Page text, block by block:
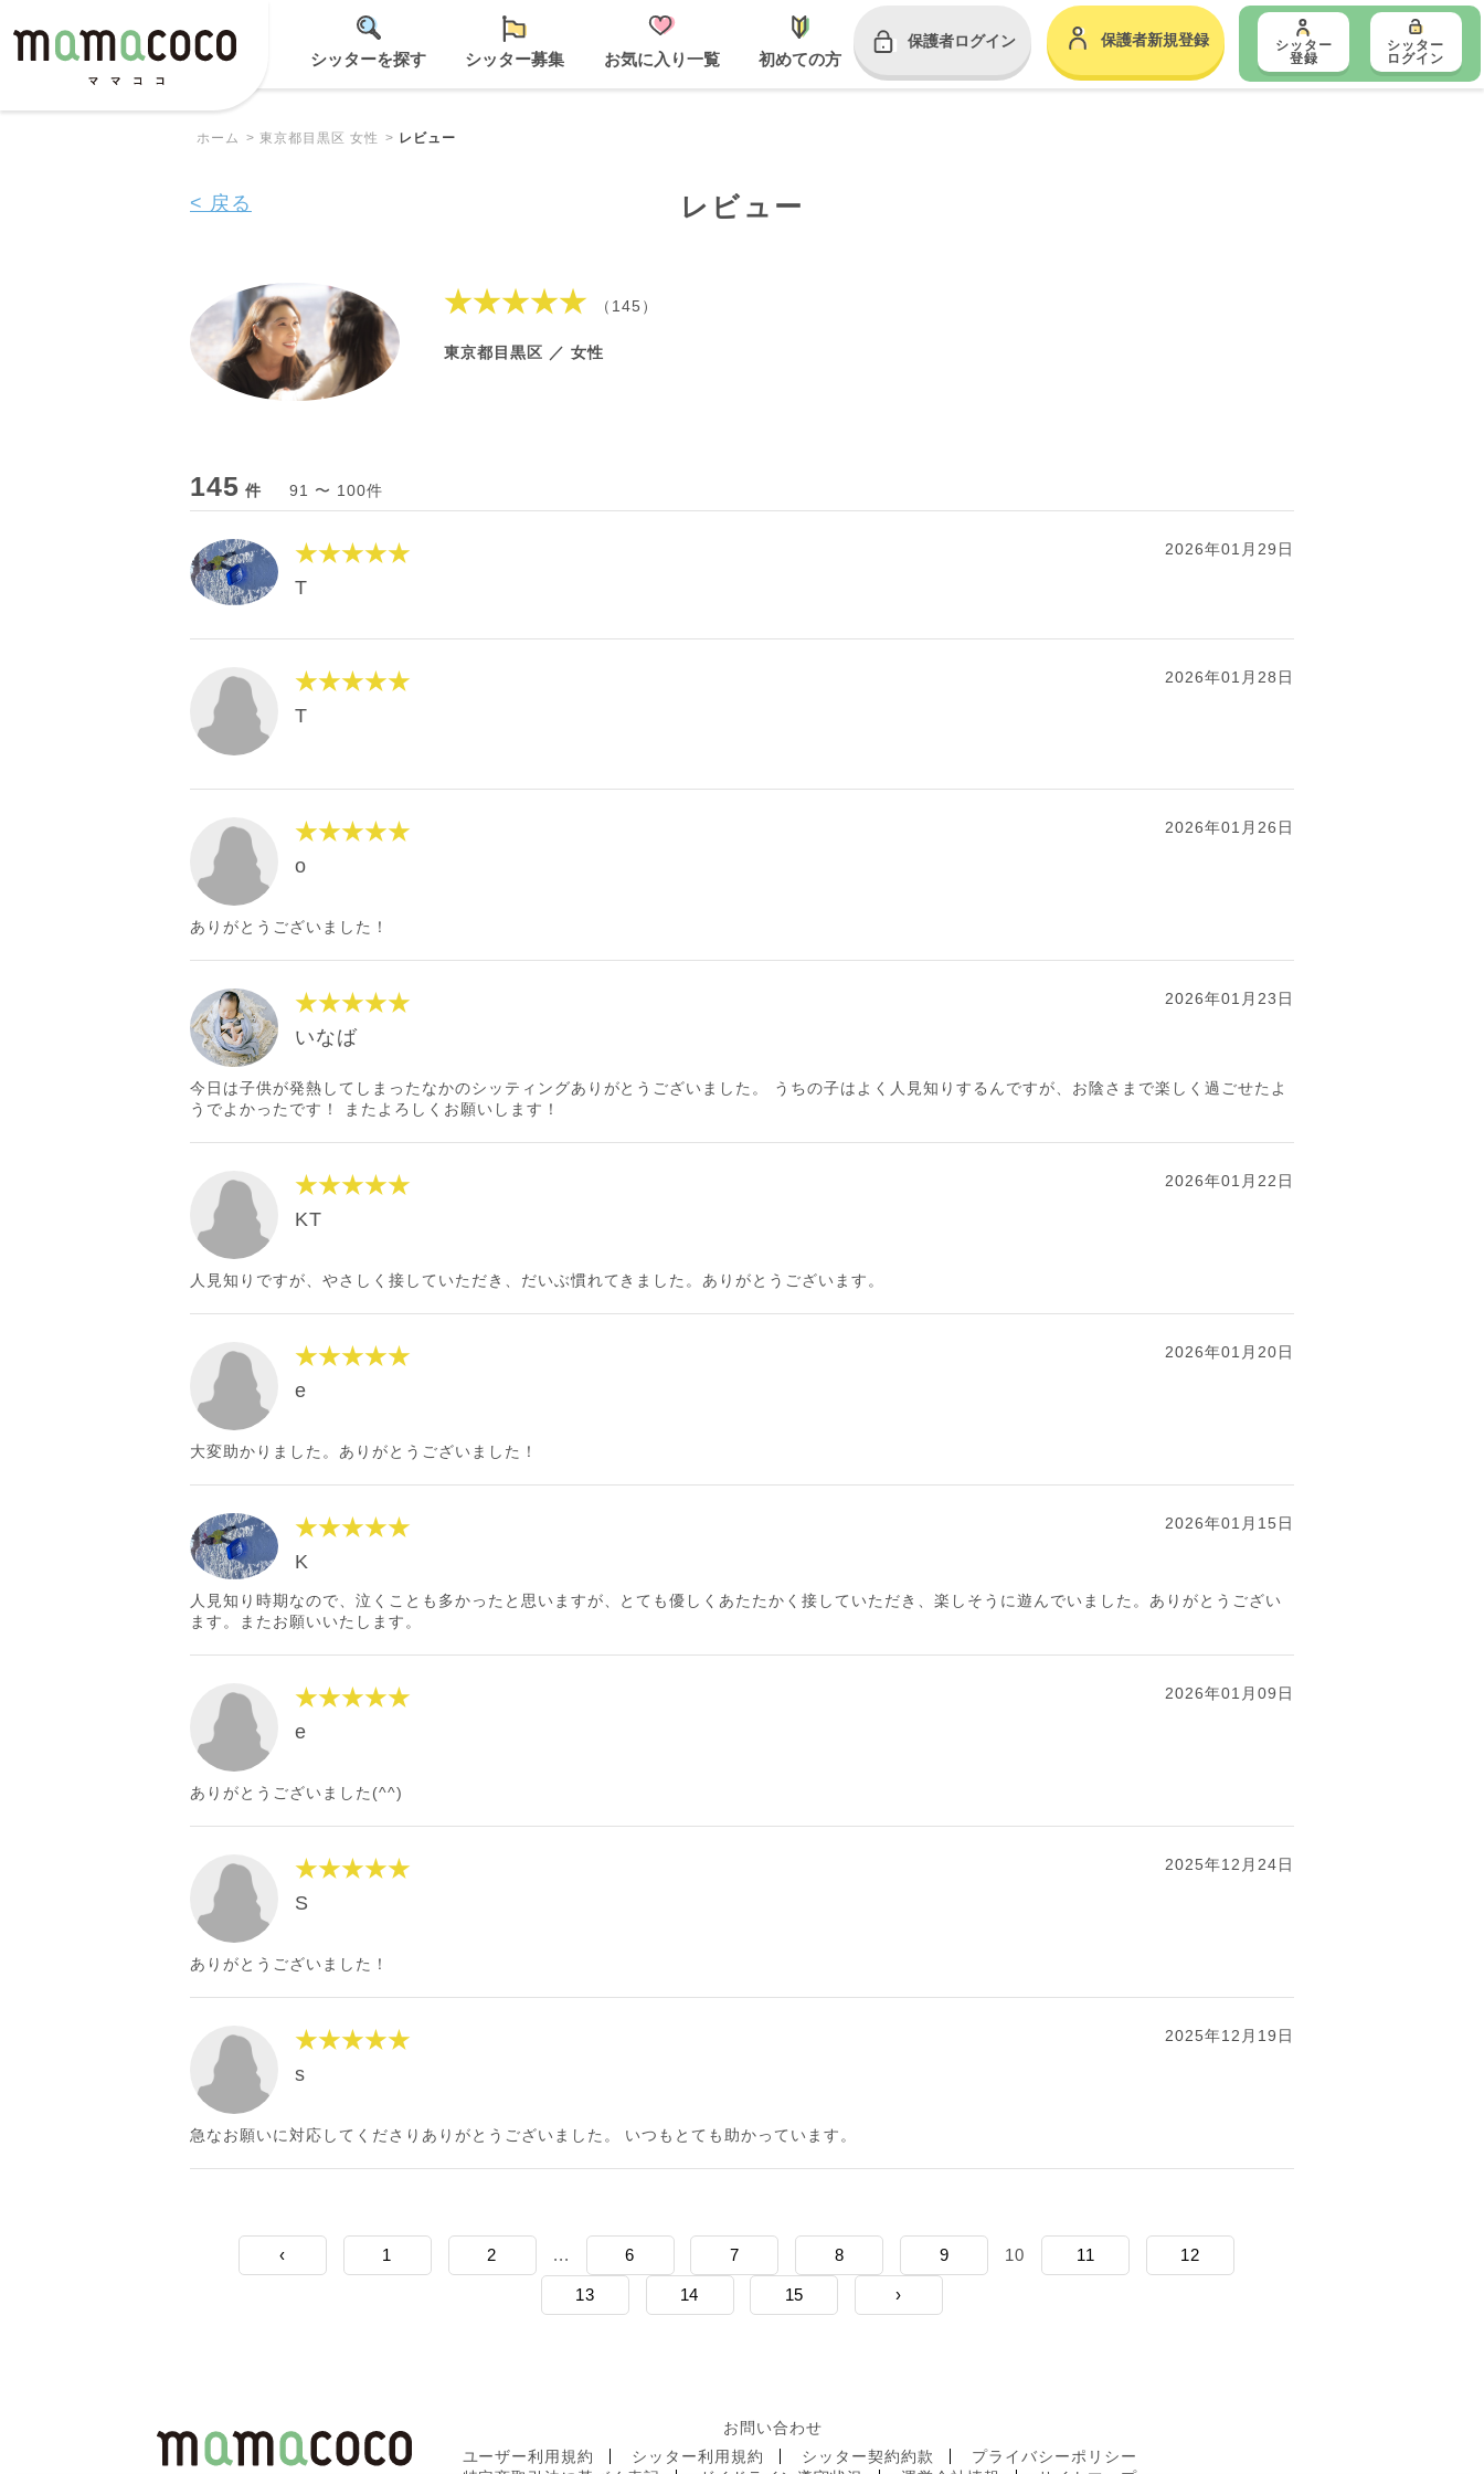
シッターを探す シッター募集 お気に入り一覧 初めての方
保護者ログイン 保護者新規登録
シッター
登録
シッター
ログイン
ホーム 東京都目黒区 女性 レビュー
レビュー
< 戻る
★★★★★ （145）
東京都目黒区 ／ 女性
145 件 91 〜 100件
★★★★★ 2026年01月29日
T
★★★★★ 2026年01月28日
T
★★★★★ 2026年01月26日
o
ありがとうございました！
★★★★★ 2026年01月23日
いなば
今日は子供が発熱してしまったなかのシッティングありがとうございました。 うちの子はよく人見知りするんですが、お陰さまで楽しく過ごせたよ
うでよかったです！ またよろしくお願いします！
★★★★★ 2026年01月22日
KT
人見知りですが、やさしく接していただき、だいぶ慣れてきました。ありがとうございます。
★★★★★ 2026年01月20日
e
大変助かりました。ありがとうございました！
★★★★★ 2026年01月15日
K
人見知り時期なので、泣くことも多かったと思いますが、とても優しくあたたかく接していただき、楽しそうに遊んでいました。ありがとうござい
ます。またお願いいたします。
★★★★★ 2026年01月09日
e
ありがとうございました(^^)
★★★★★ 2025年12月24日
S
ありがとうございました！
★★★★★ 2025年12月19日
s
急なお願いに対応してくださりありがとうございました。 いつもとても助かっています。
‹ 1 2 ... 6 7 8 9 10 11 12
13 14 15 ›
お問い合わせ
ユーザー利用規約
シッター利用規約 シッター契約約款
プライバシーポリシー